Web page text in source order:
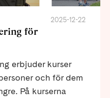
2025-12-22
för
erbjuder kurser
och för dem
På kurserna